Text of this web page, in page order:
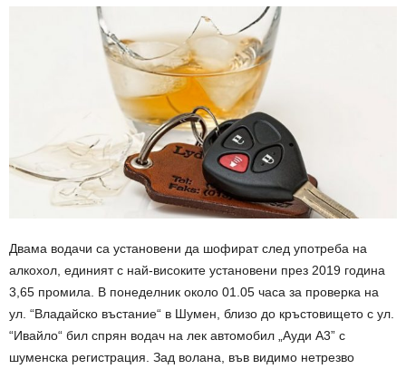
Двама водачи са установени да шофират след употреба на
алкохол, единият с най-високите установени през 2019 година
3,65 промила. В понеделник около 01.05 часа за проверка на
ул. “Владайско въстание“ в Шумен, близо до кръстовището с ул.
“Ивайло“ бил спрян водач на лек автомобил „Ауди А3” с
шуменска регистрация. Зад волана, във видимо нетрезво